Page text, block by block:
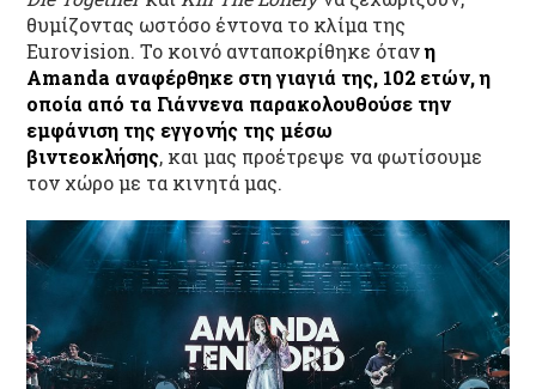
θυμίζοντας ωστόσο έντονα το κλίμα της
Eurovision. Το κοινό ανταποκρίθηκε ότανη
Amanda αναφέρθηκε στη γιαγιά της, 102 ετών, η
οποία από τα Γιάννενα παρακολουθούσε την
εμφάνιση της εγγονής της μέσω
βιντεοκλήσης, και μας προέτρεψε να φωτίσουμε
τον χώρο με τα κινητά μας.